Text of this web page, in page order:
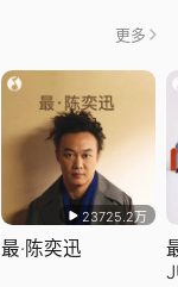
更多
23725.2万
最·陈奕迅